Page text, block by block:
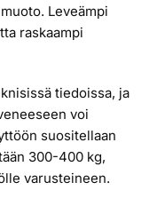
Leveämpi
raskaampi
tiedoissa, ja
voi
suositellaan
300-400 kg,
varusteineen.